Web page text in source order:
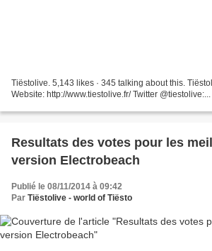
Tiëstolive. 5,143 likes · 345 talking about this.
Website: http://www.tiestolive.fr/ Twitter @tiestolive:...
Resultats des votes pour les
version Electrobeach
Publié le 08/11/2014 à 09:42
Par Tiëstolive - world of Tiësto